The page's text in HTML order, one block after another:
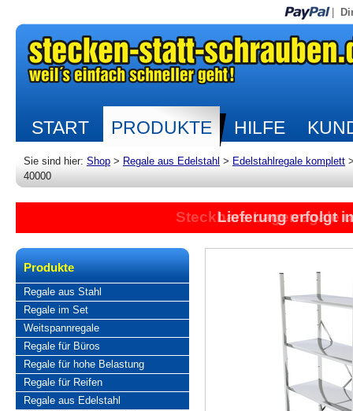
START PRODUKTE HILFE
Sie sind hier: Shop > Regale aus Edelstahl > Edelstahlregale komplett
40000
Steckbare Lagerregale
Lieferung erfolgt
Produkte
Regale aus Stahl
Regale im Set
Weitspannregale
Regale für Büros
Regale für hohe Belastung
Regale für Reifen
Regale aus Edelstahl